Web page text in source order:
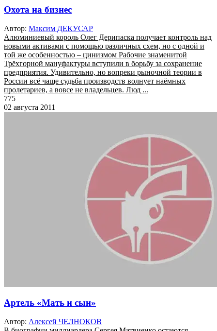
Охота на бизнес
Автор: Максим ДЕКУСАР
Алюминиевый король Олег Дерипаска получает контроль над
новыми активами с помощью различных схем, но с одной и
той же особенностью – цинизмом Рабочие знаменитой
Трёхгорной мануфактуры вступили в борьбу за сохранение
предприятия. Удивительно, но вопреки рыночной теории в
России всё чаще судьба производств волнует наёмных
пролетариев, а вовсе не владельцев. Люд ...
775
02 августа 2011
Артель «Мать и сын»
Автор: Алексей ЧЕЛНОКОВ